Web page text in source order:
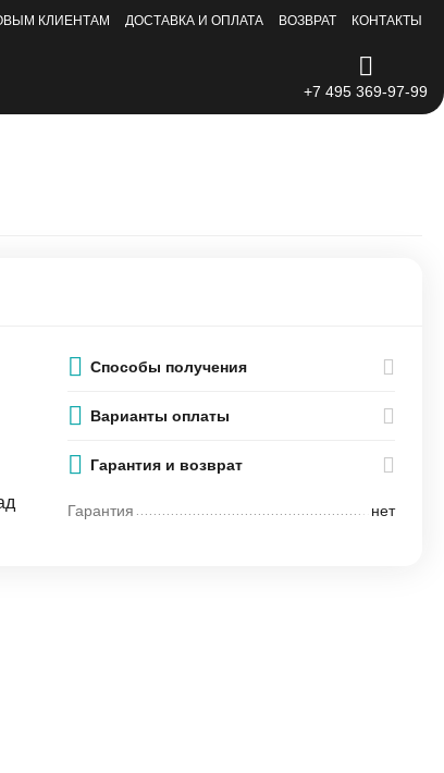
КЛИЕНТАМ ДОСТАВКА И ОПЛАТА ВОЗВРАТ КОНТАКТЫ
+7 495 369-97-99
Способы получения
Варианты оплаты
Гарантия и возврат
Гарантия нет